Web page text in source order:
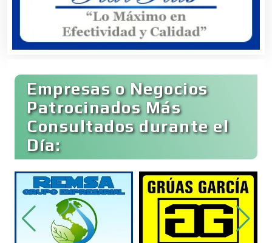
Bares y Cantinas
Basculas
Bebidas
Belleza
Bordados y Estampados
Empresas o Negocios
Patrocinados Más
Consultados durante el
Día: